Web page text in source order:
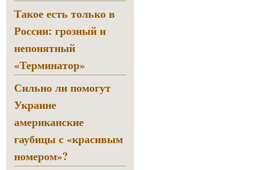
Такое есть только в
России: грозный и
непонятный
«Терминатор»
Сильно ли помогут
Украине
американские
гаубицы с «красивым
номером»?